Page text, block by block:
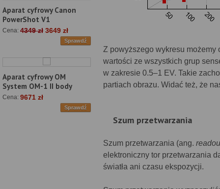
Aparat cyfrowy Canon
PowerShot V1
Cena: 4349 zł 3649 zł
Sprawdź
Aparat cyfrowy OM
System OM-1 II body
Cena: 9671 zł
Sprawdź
Z powyższego wykresu możemy
wartości ze wszystkich grup
w zakresie 0.5–1 EV. Takie
partiach obrazu. Widać też, że
Szum przetwarzania
Szum przetwarzania (ang.
elektroniczny tor przetwarzania
światła ani czasu ekspozycji.